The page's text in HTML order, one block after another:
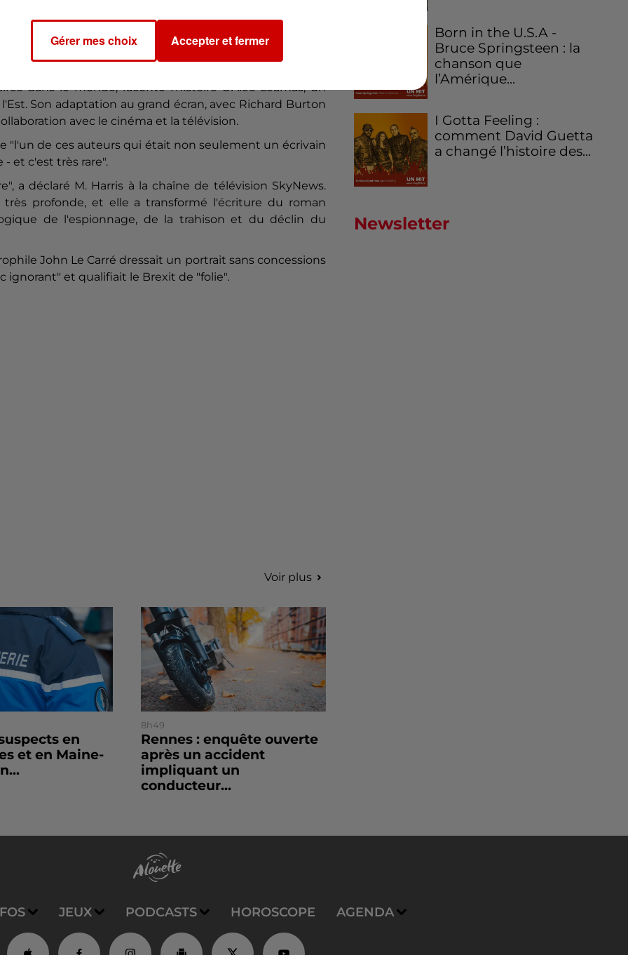
qui avaient conclu qu'il s'agissait d'une oeuvre de
il, décidant que ce récit n'était "pas simplement
venu de l'Autre Côté".
dans le monde, raconte l'histoire d'Alec Leamas, un
Son adaptation au grand écran, avec Richard Burton
avec le cinéma et la télévision.
"l'un de ces auteurs qui était non seulement un écrivain
et c'est très rare".
a déclaré M. Harris à la chaîne de télévision SkyNews.
profonde, et elle a transformé l'écriture du roman
de l'espionnage, de la trahison et du déclin du
John Le Carré dressait un portrait sans concessions
et qualifiait le Brexit de "folie".
Born in the U.S.A -
Bruce Springsteen : la
chanson que
l’Amérique...
I Gotta Feeling :
comment David Guetta
a changé l’histoire des...
Newsletter
Voir plus
en
et en Maine-
8h49
Rennes : enquête ouverte
après un accident
impliquant un
conducteur...
JEUX PODCASTS HOROSCOPE AGENDA
Gérer mes choix Accepter et fermer